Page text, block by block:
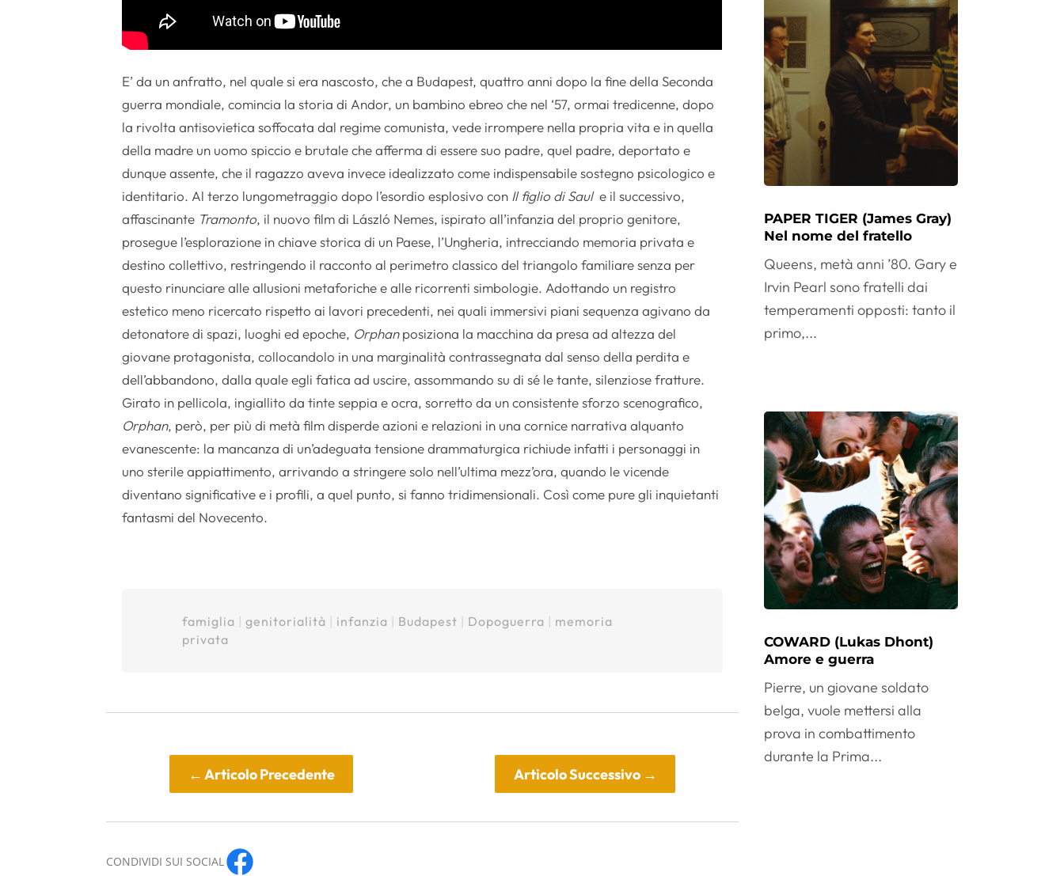
E’ da un anfratto, nel quale si era nascosto, che a Budapest, quattro anni dopo la fine della Seconda
guerra mondiale, comincia la storia di Andor, un bambino ebreo che nel ‘57, ormai tredicenne, dopo
la rivolta antisovietica soffocata dal regime comunista, vede irrompere nella propria vita e in quella
della madre un uomo spiccio e brutale che afferma di essere suo padre, quel padre, deportato e
dunque assente, che il ragazzo aveva invece idealizzato come indispensabile sostegno psicologico e
identitario. Al terzo lungometraggio dopo l’esordio esplosivo con Il figlio di Saul e il successivo,
affascinante Tramonto, il nuovo film di László Nemes, ispirato all’infanzia del proprio genitore,
prosegue l’esplorazione in chiave storica di un Paese, l’Ungheria, intrecciando memoria privata e
destino collettivo, restringendo il racconto al perimetro classico del triangolo familiare senza per
questo rinunciare alle allusioni metaforiche e alle ricorrenti simbologie. Adottando un registro
estetico meno ricercato rispetto ai lavori precedenti, nei quali immersivi piani sequenza agivano da
detonatore di spazi, luoghi ed epoche, Orphanposiziona la macchina da presa ad altezza del
giovane protagonista, collocandolo in una marginalità contrassegnata dal senso della perdita e
dell’abbandono, dalla quale egli fatica ad uscire, assommando su di sé le tante, silenziose fratture.
Girato in pellicola, ingiallito da tinte seppia e ocra, sorretto da un consistente sforzo scenografico,
Orphan, però, per più di metà film disperde azioni e relazioni in una cornice narrativa alquanto
evanescente: la mancanza di un’adeguata tensione drammaturgica richiude infatti i personaggi in
uno sterile appiattimento, arrivando a stringere solo nell’ultima mezz’ora, quando le vicende
diventano significative e i profili, a quel punto, si fanno tridimensionali. Così come pure gli inquietanti
fantasmi del Novecento.
famiglia |genitorialità infanzia Budapest Dopoguerra
memoria
privata
← Articolo Precedente Articolo Successivo→
CONDIVIDI SUI SOCIAL
PAPER TIGER (James Gray)
Nel nome del fratello
Queens, metà anni ’80. Gary e
Irvin Pearl sono fratelli dai
temperamenti opposti: tanto il
primo,...
COWARD (Lukas Dhont)
Amore e guerra
Pierre, un giovane soldato
belga, vuole mettersi alla
prova in combattimento
durante la Prima...